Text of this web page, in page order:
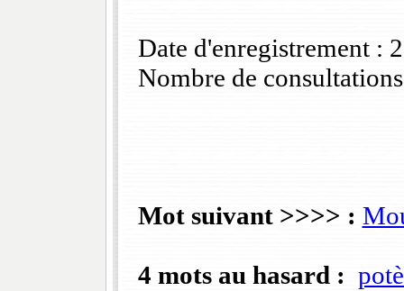
Date d'enregistrement :
Nombre de
Mot suivant >>>> :
4 mots au hasard :